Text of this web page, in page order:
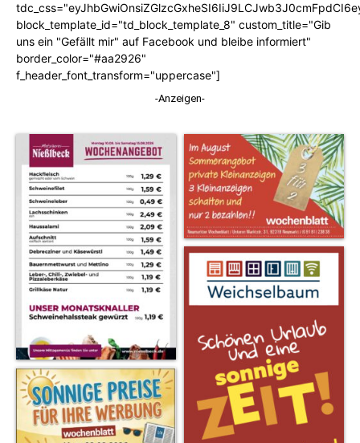
block_template_id="td_block_template_8" custom_title="Gib
uns ein "Gefällt mir" auf Facebook und bleibe informiert"
border_color="#aa2926"
f_header_font_transform="uppercase"]
-Anzeigen-